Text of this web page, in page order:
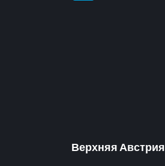
Верхняя Австрия